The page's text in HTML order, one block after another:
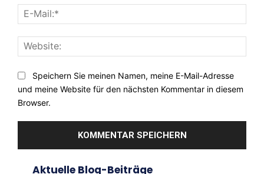
Speichern Sie meinen Namen, meine E-Mail-Adresse
und meine Website für den nächsten Kommentar in diesem
Browser.
Aktuelle Blog-Beiträge